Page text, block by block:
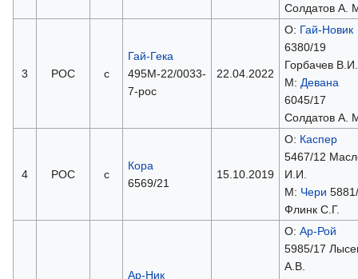
Солдатов А.
3 РОС с
Гай-Гека
495М-22/0033-
7-рос
22.04.2022
О: Гай-Новик
6380/19
Горбачев В.И.
М: Девана
6045/17
Солдатов А.
4 РОС с
Кора
6569/21
15.10.2019
О: Каспер
5467/12
И.И.
М: Чери
Флинк С.Г.
Ар-Ник
О: Ар-Рой
5985/17
А.В.